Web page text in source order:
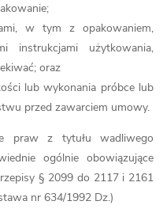
w tym z opakowaniem,
instrukcjami użytkowania,
oraz
lub wykonania próbce lub
przed zawarciem umowy.
praw z tytułu wadliwego
ogólnie obowiązujące
§ 2099 do 2117 i 2161
nr 634/1992 Dz.)